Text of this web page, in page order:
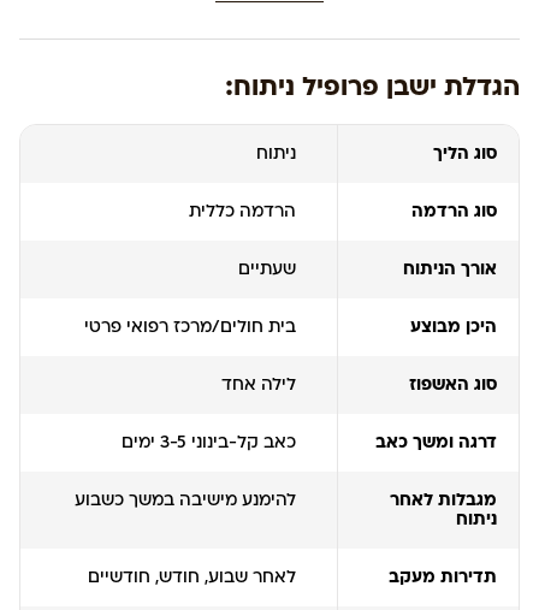
הגדלת ישבן פרופיל ניתוח:
סוג הליך ניתוח
סוג הרדמה הרדמה כללית
אורך הניתוח שעתיים
היכן מבוצע בית חולים/מרכז רפואי פרטי
סוג האשפוז לילה אחד
דרגה ומשך כאב כאב קל-בינוני 3-5 ימים
מגבלות לאחר
ניתוח
להימנע מישיבה במשך כשבוע
תדירות מעקב לאחר שבוע, חודש, חודשיים